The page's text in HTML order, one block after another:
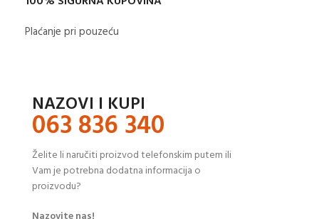
Plaćanje pri pouzeću
NAZOVI I KUPI
063 836 340
Želite li naručiti proizvod telefonskim putem ili
Vam je potrebna dodatna informacija o
proizvodu?